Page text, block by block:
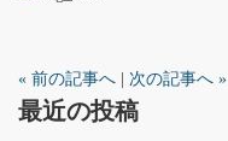
« 前の記事へ 次の記事へ »
最近の投稿